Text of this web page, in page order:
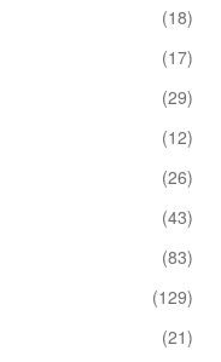
(18)
(17)
(29)
(12)
(26)
(43)
(83)
(129)
(21)